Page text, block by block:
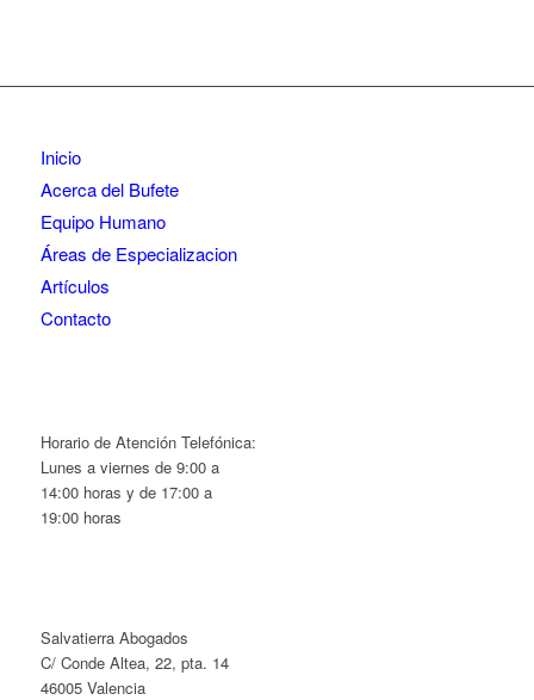
Inicio
Acerca del Bufete
Equipo Humano
Áreas de Especializacion
Artículos
Contacto
Horario de Atención Telefónica:
Lunes a viernes de 9:00 a
14:00 horas y de 17:00 a
19:00 horas
Salvatierra Abogados
C/ Conde Altea, 22, pta. 14
46005 Valencia